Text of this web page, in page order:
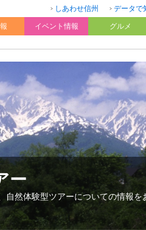
しあわせ信州 データで
イベント情報 グルメ
ー
自然体験型ツアーについての情報を